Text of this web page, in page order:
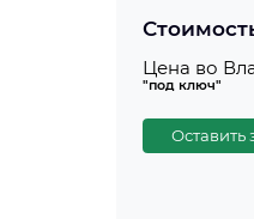
Цена во
"под ключ"
Оставить